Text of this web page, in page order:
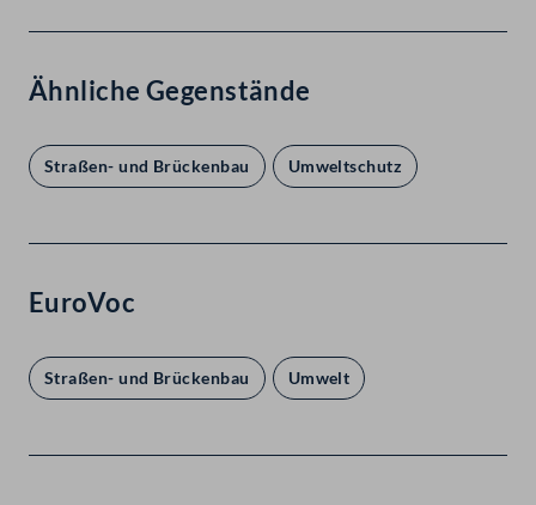
Ähnliche Gegenstände
Straßen- und Brückenbau Umweltschutz
EuroVoc
Straßen- und Brückenbau Umwelt